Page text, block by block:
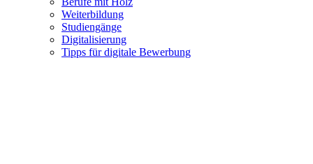
Weiterbildung
Studiengänge
Digitalisierung
Tipps für digitale Bewerbung